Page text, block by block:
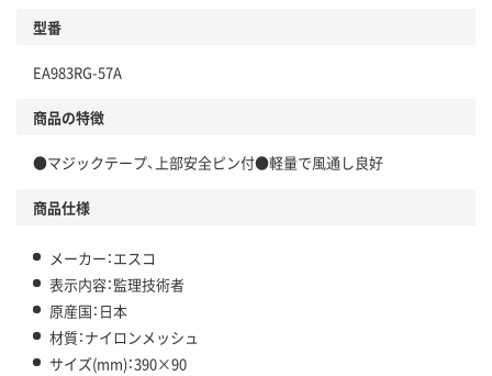
型番
EA983RG-57A
商品の特徴
●マジックテープ、上部安全ピン付●軽量で風通し良好
商品仕様
メーカー：エスコ
表示内容：監理技術者
原産国：日本
材質：ナイロンメッシュ
サイズ(mm)：390×90